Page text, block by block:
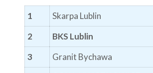
1 Skarpa Lublin
2
BKS Lublin
3
Granit Bychawa